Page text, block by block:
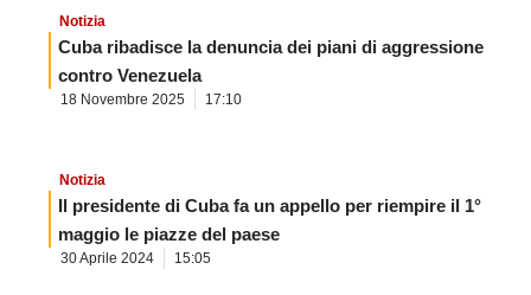
Notizia
Cuba ribadisce la denuncia dei piani di aggressione
contro Venezuela
18 Novembre 2025 17:10
Notizia
Il presidente di Cuba fa un appello per riempire il 1°
maggio le piazze del paese
30 Aprile 2024 15:05